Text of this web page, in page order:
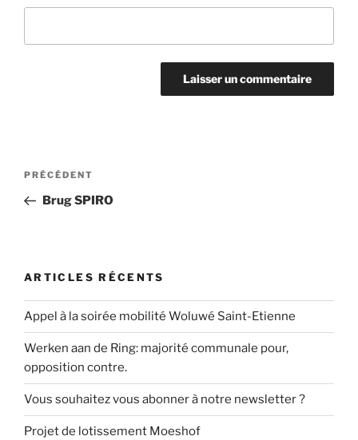
Navigation
l’article
Article
précédent
PRÉCÉDENT
Brug SPIRO
ARTICLES RÉCENTS
Appel à la soirée mobilité Woluwé Saint-Etienne
Werken aan de Ring: majorité communale pour,
opposition contre.
Vous souhaitez vous abonner à notre newsletter ?
Projet de lotissement Moeshof